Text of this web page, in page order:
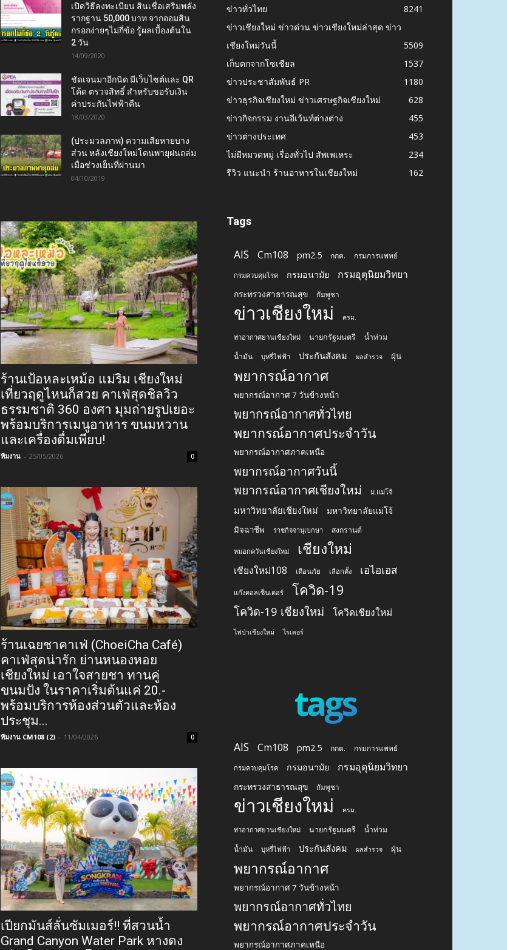
เปิดวิธีลงทะเบียน สินเชื่อเสริมพลัง
รากฐาน 50,000 บาท จากออมสิน
กรอกง่ายๆไม่กี่ข้อ รู้ผลเบื้องต้นใน
2 วัน
14/09/2020
ชัดเจนมาอีกนิด มีเว็บไซต์และ QR
โค้ด ตรวจสิทธิ์ สำหรับขอรับเงิน
ค่าประกันไฟฟ้าคืน
18/03/2020
(ประมวลภาพ) ความเสียหายบาง
ส่วน หลังเชียงใหม่โดนพายุฝนถล่ม
เมื่อช่วงเย็นที่ผ่านมา
04/10/2019
ร้านเป้อหละเหม้อ แม่ริม เชียงใหม่
เที่ยวฤดูไหนก็สวย คาเฟ่สุดชิลวิว
ธรรมชาติ 360 องศา มุมถ่ายรูปเยอะ
พร้อมบริการเมนูอาหาร ขนมหวาน
และเครื่องดื่มเพียบ!
ทีมงาน - 25/05/2026 0
ร้านเฉยชาคาเฟ่ (ChoeiCha Café)
คาเฟ่สุดน่ารัก ย่านหนองหอย
เชียงใหม่ เอาใจสายชา ทานคู่
ขนมปัง ในราคาเริ่มต้นแค่ 20.-
พร้อมบริการห้องส่วนตัวและห้อง
ประชุม...
ทีมงาน CM108 (2) - 11/04/2026 0
เปียกมันส์ลั่นซัมเมอร์!! ที่สวนน้ำ
Grand Canyon Water Park หางดง
ข่าวทั่วไทย
8241
ข่าวเชียงใหม่ ข่าวด่วน ข่าวเชียงใหม่ล่าสุด ข่าว
เชียงใหม่วันนี้
5509
เก็บตกจากโซเชียล
1537
ข่าวประชาสัมพันธ์ PR
1180
ข่าวธุรกิจเชียงใหม่ ข่าวเศรษฐกิจเชียงใหม่
628
ข่าวกิจกรรม งานอีเว้นท์ต่างต่าง
455
ข่าวต่างประเทศ
453
ไม่มีหมวดหมู่ เรื่องทั่วไป สัพเพเหระ
234
รีวิว แนะนำ ร้านอาหารในเชียงใหม่
162
Tags
AIS Cm108 pm2.5 กกต. กรมการแพทย์
กรมควบคุมโรค กรมอนามัย กรมอุตุนิยมวิทยา
กระทรวงสาธารณสุข กัมพูชา
ข่าวเชียงใหม่ ครม.
ท่าอากาศยานเชียงใหม่ นายกรัฐมนตรี น้ำท่วม
น้ำมัน บุหรี่ไฟฟ้า ประกันสังคม ผลสำรวจ ฝุ่น
พยากรณ์อากาศ
พยากรณ์อากาศ 7 วันข้างหน้า
พยากรณ์อากาศทั่วไทย
พยากรณ์อากาศประจำวัน
พยากรณ์อากาศภาคเหนือ
พยากรณ์อากาศวันนี้
พยากรณ์อากาศเชียงใหม่
ม.แม่โจ้
มหาวิทยาลัยเชียงใหม่ มหาวิทยาลัยแม่โจ้
มิจฉาชีพ ราชกิจจานุเบกษา สงกรานต์
หมอกควันเชียงใหม่ เชียงใหม่
เชียงใหม่108 เตือนภัย เลือกตั้ง เอไอเอส
แก๊งคอลเซ็นเตอร์ โควิด-19
โควิด-19 เชียงใหม่ โควิดเชียงใหม่
ไฟป่าเชียงใหม่ ไรเดอร์
tags
AIS Cm108 pm2.5 กกต. กรมการแพทย์
กรมควบคุมโรค กรมอนามัย กรมอุตุนิยมวิทยา
กระทรวงสาธารณสุข กัมพูชา
ข่าวเชียงใหม่ ครม.
ท่าอากาศยานเชียงใหม่ นายกรัฐมนตรี น้ำท่วม
น้ำมัน บุหรี่ไฟฟ้า ประกันสังคม ผลสำรวจ ฝุ่น
พยากรณ์อากาศ
พยากรณ์อากาศ 7 วันข้างหน้า
พยากรณ์อากาศทั่วไทย
พยากรณ์อากาศประจำวัน
พยากรณ์อากาศภาคเหนือ